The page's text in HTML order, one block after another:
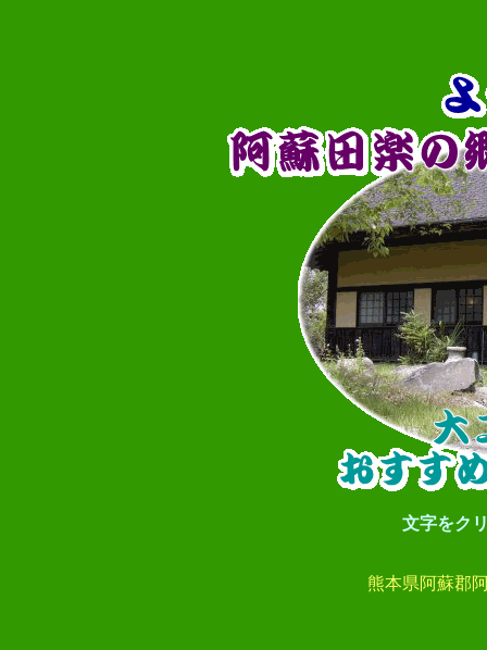
文字をク
熊本県阿蘇郡